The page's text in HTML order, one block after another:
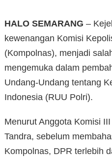
HALO SEMARANG –
kewenangan Komisi
(Kompolnas), menjadi
mengemuka dalam
Undang-Undang tentang
Indonesia (RUU Polri).
Menurut Anggota Komisi
Tandra, sebelum
Kompolnas, DPR terlebih